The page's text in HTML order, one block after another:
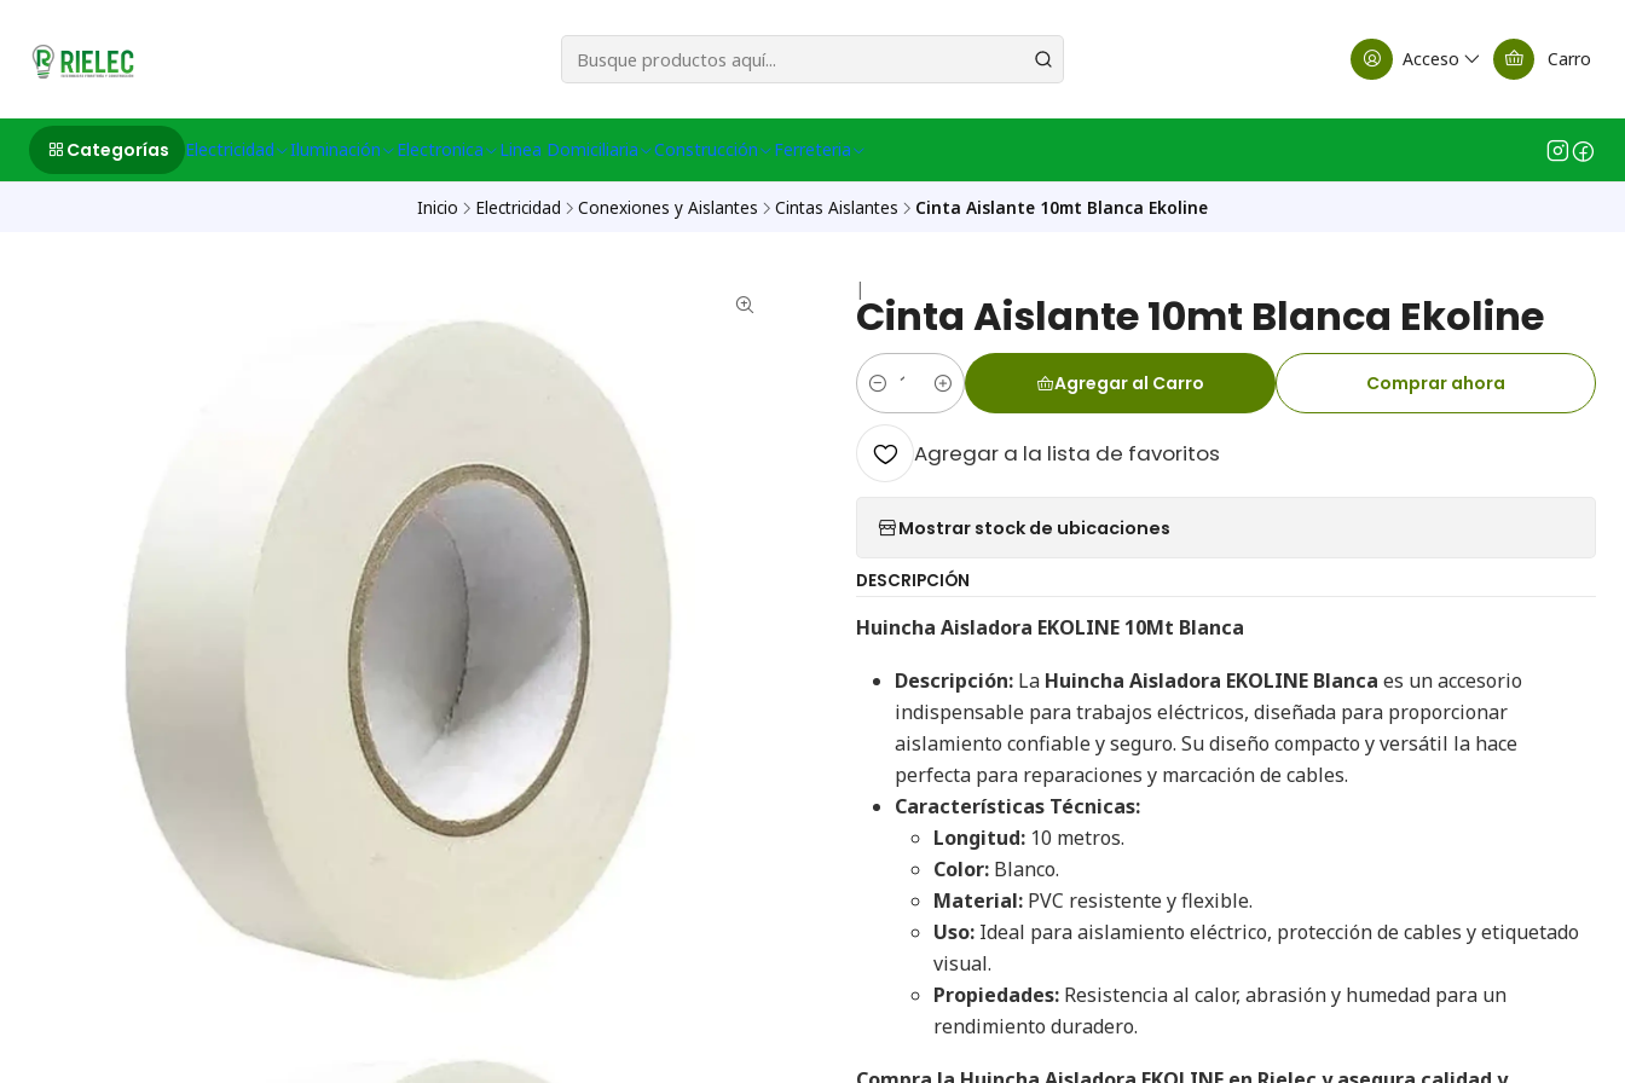
Acceso Carro
Categorías Electricidad Iluminación Electronica Linea Domiciliaria Construcción Ferreteria
Inicio Electricidad Conexiones y Aislantes Cintas Aislantes Cinta Aislante 10mt Blanca Ekoline
|
Cinta Aislante 10mt Blanca Ekoline
Cantidad
Agregar al Carro Comprar ahora
Agregar a la lista de favoritos
Mostrar stock de ubicaciones
DESCRIPCIÓN
Huincha Aisladora EKOLINE 10Mt Blanca
Descripción: La Huincha Aisladora EKOLINE Blanca es un accesorio
indispensable para trabajos eléctricos, diseñada para proporcionar
aislamiento confiable y seguro. Su diseño compacto y versátil la hace
perfecta para reparaciones y marcación de cables.
Características Técnicas:
Longitud: 10 metros.
Color: Blanco.
Material: PVC resistente y flexible.
Uso: Ideal para aislamiento eléctrico, protección de cables y etiquetado
visual.
Propiedades: Resistencia al calor, abrasión y humedad para un
rendimiento duradero.